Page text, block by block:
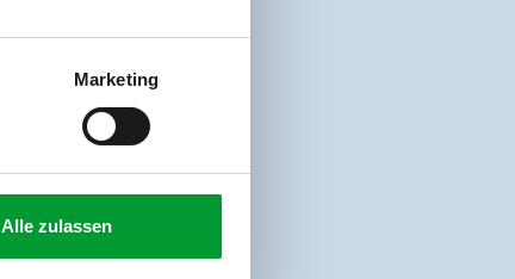
Marketing
Alle zulassen